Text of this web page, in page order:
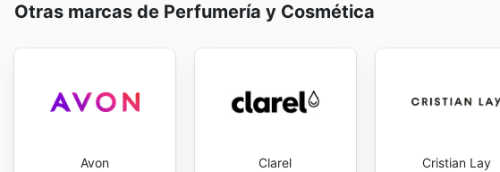
Otras marcas de Perfumería y Cosmética
Avon Clarel Cristian Lay